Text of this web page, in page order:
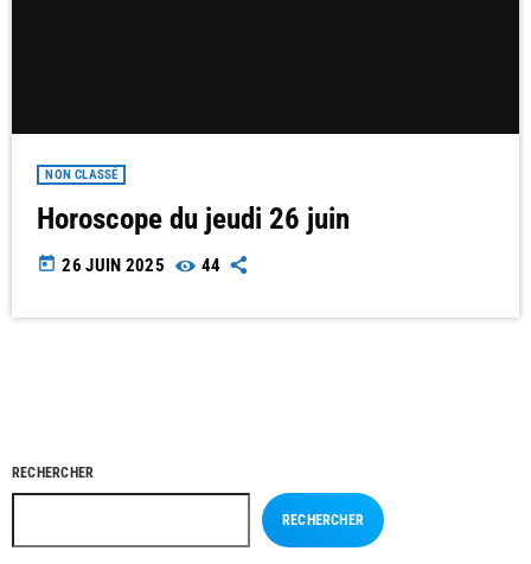
NON CLASSÉ
Horoscope du jeudi 26 juin
today 26 JUIN 2025 44
RECHERCHER
RECHERCHER